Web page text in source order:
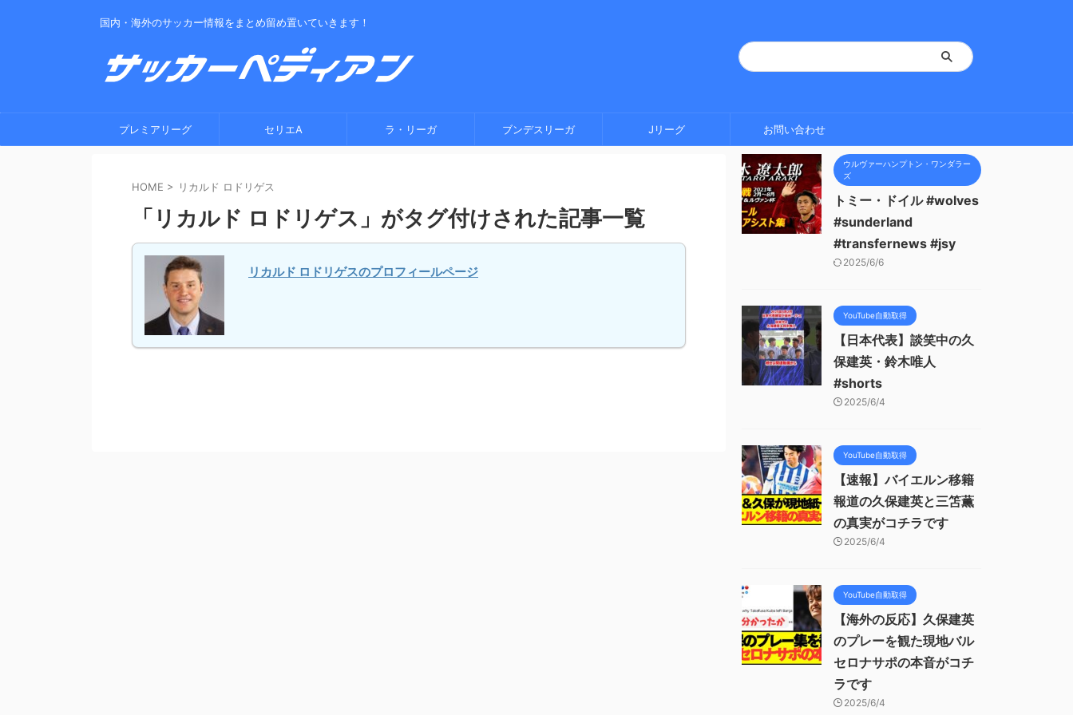
国内・海外のサッカー情報をまとめ留め置いていきます！
プレミアリーグ セリエA ラ・リーガ ブンデスリーガ Jリーグ お問い合わせ
HOME > リカルド ロドリゲス
「リカルド ロドリゲス」がタグ付けされた記事一覧
リカルド ロドリゲスのプロフィールページ
ウルヴァーハンプトン・ワンダラー
ズ
トミー・ドイル #wolves
#sunderland
#transfernews #jsy
2025/6/6
YouTube自動取得
【日本代表】談笑中の久
保建英・鈴木唯人
#shorts
2025/6/4
YouTube自動取得
【速報】バイエルン移籍
報道の久保建英と三笘薫
の真実がコチラです
2025/6/4
YouTube自動取得
【海外の反応】久保建英
のプレーを観た現地バル
セロナサポの本音がコチ
ラです
2025/6/4